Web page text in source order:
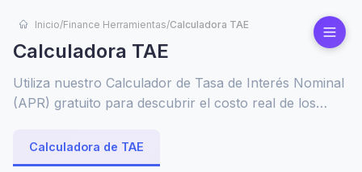
Inicio/Finance Herramientas/Calculadora TAE
Calculadora TAE
Utiliza nuestro Calculador de Tasa de Interés Nominal
(APR) gratuito para descubrir el costo real de los
Compara ofertas, planifica tu presupuesto y toma
decisiones financieras más inteligentes con facilidad.
Calculadora de TAE